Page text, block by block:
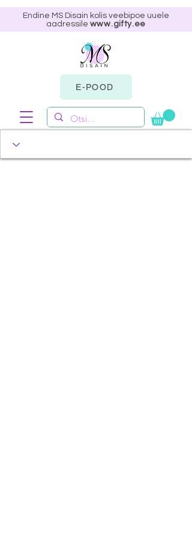
Endine MS Disain kolis veebipoe uuele
aadressile www.gifty.ee
E-POOD